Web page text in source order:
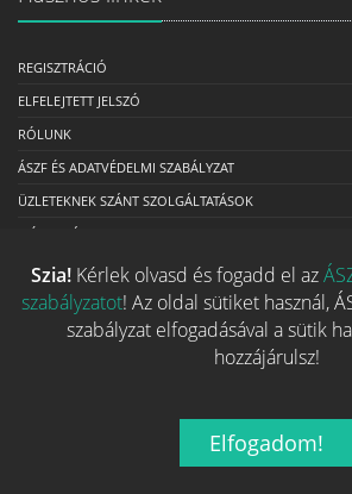
REGISZTRÁCIÓ
ELFELEJTETT JELSZÓ
RÓLUNK
ÁSZF ÉS ADATVÉDELMI SZABÁLYZAT
ÜZLETEKNEK SZÁNT SZOLGÁLTATÁSOK
MÉDIAAJÁNLAT
Kapcsolat
info@tarsasjatekok.com
Szia! Kérlek olvasd és fogadd el az
szabályzatot! Az oldal sütiket használ,
szabályzat elfogadásával a sütik
hozzájárulsz!
Elfogadom!